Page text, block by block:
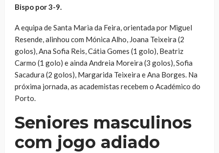
Bispo por 3-9.
A equipa de Santa Maria da Feira, orientada por Miguel
Resende, alinhou com Mónica Alho, Joana Teixeira (2
golos), Ana Sofia Reis, Cátia Gomes (1 golo), Beatriz
Carmo (1 golo) e ainda Andreia Moreira (3 golos), Sofia
Sacadura (2 golos), Margarida Teixeira e Ana Borges. Na
próxima jornada, as academistas recebem o Académico do
Porto.
Seniores masculinos
com jogo adiado